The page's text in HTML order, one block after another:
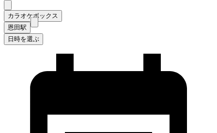
カラオケボックス
恩田駅
日時を選ぶ